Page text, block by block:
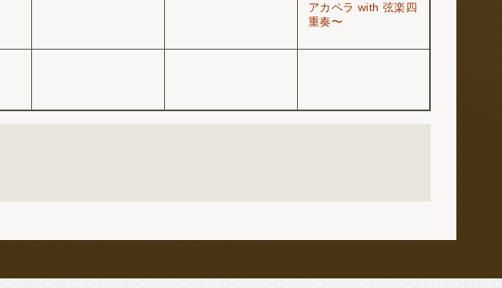
アカペラ with 弦楽四
重奏〜